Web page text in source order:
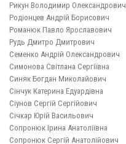
Рикун Володимир Олександрович
Родіонцев Андрій Борисович
Романюк Павло Ярославович
Рудь Дмитро Дмитрович
Семенко Андрій Олександрович
Симонова Світлана Сергіївна
Синяк Богдан Миколайович
Сінчук Катерина Едуардівна
Сіунов Сергій Сергійович
Січкар Юрій Васильович
Сопронюк Ірина Анатоліївна
Сопронюк Сергій Анатолійович